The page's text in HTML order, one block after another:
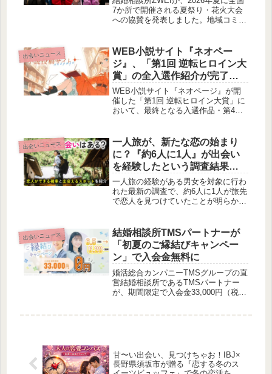
7か所で開催される夏祭り・花火大会
への協賛を発表しました。地域コミュ
いてご紹介します。
出会いニュース
WEB小説サイト『ネオペー
ジ』、「第1回 逆転ヒロイン大
賞」の全入選作紹介が完了。
ドラマチックな3作品が最終解
禁されました
WEB小説サイト『ネオページ』が開
催した「第1回 逆転ヒロイン大賞」に
おいて、最終となる入選作品・第4弾
ちの物語3作品が紹介され、これによ
り全入選作品の紹介が完了しました。
現在、これらの作品はネオページで公
開されており、第2回大賞も開催中で
す。
出会いニュース
一人旅が、新たな恋の始まり
に？『約6人に1人』が出会い
を経験したという調査結果か
ら考える
一人旅の経験がある男女を対象に行わ
れた最新の調査で、約6人に1人が旅先
で恋人を見つけていたことが明らかに
素敵な出会いの可能性について考察し
ます。
出会いニュース
結婚相談所TMSパートナーが
「初夏のご縁結びキャンペー
ン」で入会金無料に
婚活総合カンパニーTMSグループの直
営結婚相談所であるTMSパートナー
が、期間限定で入会金33,000円（税
甘〜い出会い、見つけちゃお！IBJ×
長野県須坂市が贈る『恋する冬のス